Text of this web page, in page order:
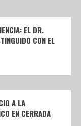
EL DR.
CON EL
A LA
EN CERRADA